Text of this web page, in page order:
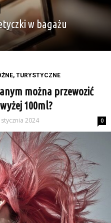
w bagażu
TURYSTYCZNE
można przewozić
100ml?
2024 0